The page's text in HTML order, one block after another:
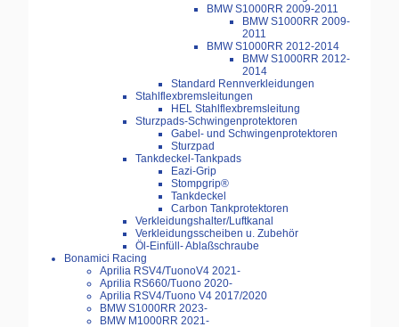
BMW S1000RR 2009-2011
BMW S1000RR 2009-
2011
BMW S1000RR 2012-2014
BMW S1000RR 2012-
2014
Standard Rennverkleidungen
Stahlflexbremsleitungen
HEL Stahlflexbremsleitung
Sturzpads-Schwingenprotektoren
Gabel- und Schwingenprotektoren
Sturzpad
Tankdeckel-Tankpads
Eazi-Grip
Stompgrip®
Tankdeckel
Carbon Tankprotektoren
Verkleidungshalter/Luftkanal
Verkleidungsscheiben u. Zubehör
Öl-Einfüll- Ablaßschraube
Bonamici Racing
Aprilia RSV4/TuonoV4 2021-
Aprilia RS660/Tuono 2020-
Aprilia RSV4/Tuono V4 2017/2020
BMW S1000RR 2023-
BMW M1000RR 2021-